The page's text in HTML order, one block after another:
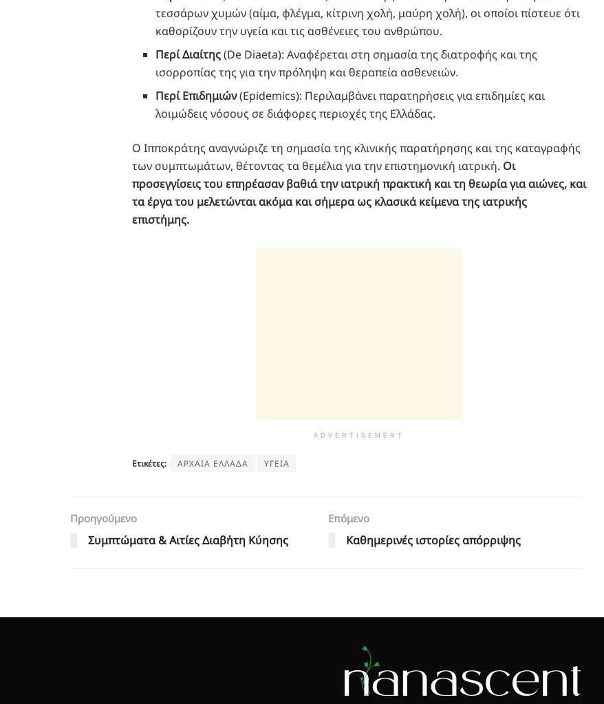
τεσσάρων χυμών (αίμα, φλέγμα, κίτρινη χολή, μαύρη χολή), οι οποίοι πίστευε ότι
καθορίζουν την υγεία και τις ασθένειες του ανθρώπου.
Περί Διαίτης(De Diaeta): Αναφέρεται στη σημασία της διατροφής και της
ισορροπίας της για την πρόληψη και θεραπεία ασθενειών.
Περί Επιδημιών(Epidemics): Περιλαμβάνει παρατηρήσεις για επιδημίες και
λοιμώδεις νόσους σε διάφορες περιοχές της Ελλάδας.
Ο Ιπποκράτης αναγνώριζε τη σημασία της κλινικής παρατήρησης και της καταγραφής
των συμπτωμάτων, θέτοντας τα θεμέλια για την επιστημονική ιατρική. Οι
προσεγγίσεις του επηρέασαν βαθιά την ιατρική πρακτική και τη θεωρία για αιώνες, και
τα έργα του μελετώνται ακόμα και σήμερα ως κλασικά κείμενα της ιατρικής
επιστήμης.
ADVERTISEMENT
Ετικέτες: ΑΡΧΑΙΑ ΕΛΛΑΔΑ ΥΓΕΙΑ
Προηγούμενο
Συμπτώματα & Αιτίες Διαβήτη Κύησης
Επόμενο
Καθημερινές ιστορίες απόρριψης